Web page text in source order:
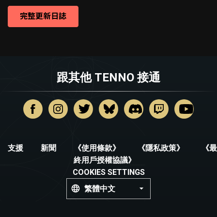
完整更新日誌
跟其他 TENNO 接通
支援 新聞 《使用條款》 《隱私政策》
《最
終用戶授權協議》
COOKIES SETTINGS
繁體中文